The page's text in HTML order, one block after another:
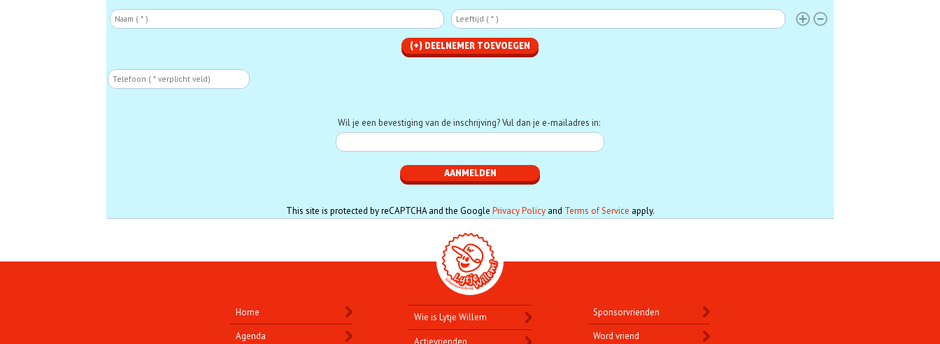
Deelnemer
Phone
Wil je een bevestiging van de inschrijving? Vul dan je e-mailadres in:
This site is protected by reCAPTCHA and the Google Privacy Policyand Terms of Service apply.
Home
Agenda
Wie is Lytje Willem Sponsorvrienden
Word vriend